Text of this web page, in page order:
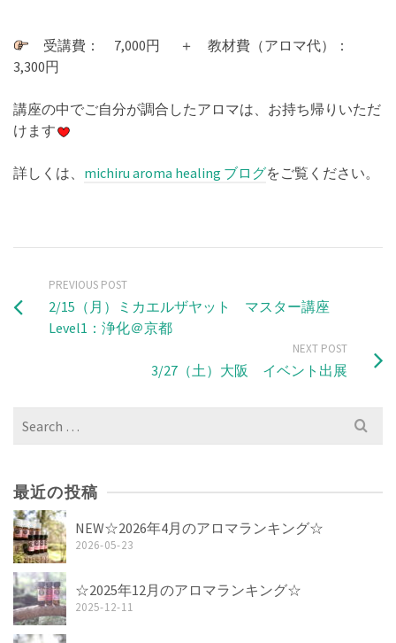
受講費： 7,000円 ＋ 教材費（アロマ代）：
3,300円
講座の中でご自分が調合したアロマは、お持ち帰りいただ
けます
詳しくは、 michiru aroma healing ブログをご覧ください。
PREVIOUS POST
2/15（月）ミカエルザヤット マスター講座
Level1：浄化＠京都
NEXT POST
3/27（土）大阪 イベント出展
Search
for:
最近の投稿
NEW☆2026年4月のアロマランキング☆
2026-05-23
☆2025年12月のアロマランキング☆
2025-12-11